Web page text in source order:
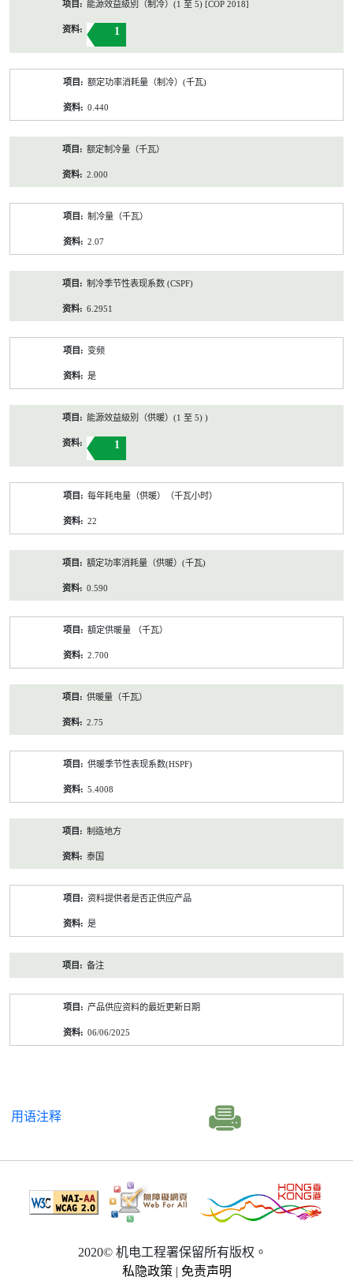
能源效益級別（制冷）(1 至 5) [COP 2018]
1
额定功率消耗量（制冷）(千瓦)
0.440
额定制冷量（千瓦）
2.000
制冷量（千瓦）
2.07
制冷季节性表现系数 (CSPF)
6.2951
变频
是
能源效益級別（供暖）(1 至 5) )
1
每年耗电量（供暖）（千瓦小时）
22
額定功率消耗量（供暖）(千瓦)
0.590
額定供暖量 （千瓦）
2.700
供暖量（千瓦）
2.75
供暖季节性表现系数(HSPF)
5.4008
制造地方
泰国
资料提供者是否正供应产品
是
备注
产品供应资料的最近更新日期
06/06/2025
用语注释
2020© 机电工程署保留所有版权。
私隐政策 | 免责声明